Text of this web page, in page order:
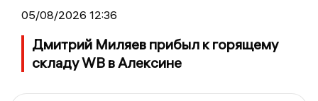
05/08/2026 12:36
Дмитрий Миляев прибыл к горящему
складу WB в Алексине